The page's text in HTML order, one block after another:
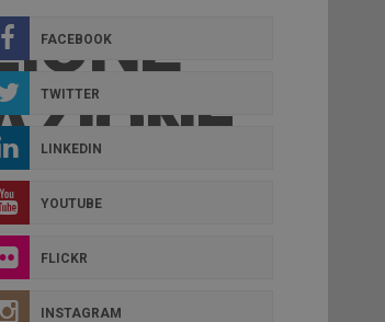
FACEBOOK
TWITTER
LINKEDIN
YOUTUBE
FLICKR
INSTAGRAM